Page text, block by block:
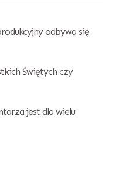
odbywa się
Świętych czy
jest dla wielu